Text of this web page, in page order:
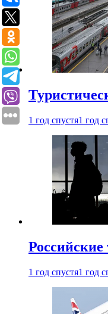
1 год спустя1 год
1 год спустя1 год